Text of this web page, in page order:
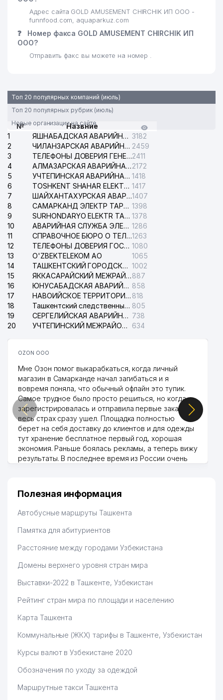
Адрес сайта GOLD AMUSEMENT CHIRCHIK ИП ООО -
funnfood.com, aquaparkuz.com
❓
Номер факса GOLD AMUSEMENT CHIRCHIK ИП
ООО?
Отправить факс вы можете на номер .
Топ 20 популярных компаний (июль)
Топ 20 популярных рубрик (июль)
Новые организации на сайте
№
Назвние
1
ЯШНАБАДСКАЯ АВАРИЙНАЯ СЛУЖБА ЭЛЕКТРОСЕТИ 3182
2
ЧИЛАНЗАРСКАЯ АВАРИЙНАЯ СЛУЖБА ЭЛЕКТРОСЕТИ 2459
3
ТЕЛЕФОНЫ ДОВЕРИЯ ГЕНЕРАЛЬНОЙ ПРОКУРАТУРЫ РЕСПУБЛИКИ УЗБЕКИСТАН2411
4
АЛМАЗАРСКАЯ АВАРИЙНАЯ СЛУЖБА ЭЛЕКТРОСЕТИ2172
5
УЧТЕПИНСКАЯ АВАРИЙНАЯ СЛУЖБА ЭЛЕКТРОСЕТИ 1418
6
TOSHKENT SHAHAR ELEKTR TARMOQLARI KORXONASI АО 1417
7
ШАЙХАНТАХУРСКАЯ АВАРИЙНАЯ СЛУЖБА ЭЛЕКТРОСЕТИ1407
8
САМАРКАНД ЭЛЕКТР ТАРМОКЛАРИ АО 1398
9
SURHONDARYO ELEKTR TARMOKLARI АО 1378
10
АВАРИЙНАЯ СЛУЖБА ЭЛЕКТРОСЕТИ ТАШКЕНТСКОГО РАЙОНА 1286
11
СПРАВОЧНОЕ БЮРО О ТЕЛЕФОНАХ ОРГАНИЗАЦИЙ г. ТАШКЕНТА1263
12
ТЕЛЕФОНЫ ДОВЕРИЯ ГОСУДАРСТВЕННОГО ЦЕНТРА ТЕСТИРОВАНИЯ 1080
13
O'ZBEKTELEKOM АО
1065
14
ТАШКЕНТСКИЙ ГОРОДСКОЙ СУД ПО ГРАЖДАНСКИМ ДЕЛАМ 1002
15
ЯККАСАРАЙСКИЙ МЕЖРАЙОННЫЙ СУД ПО ГРАЖДАНСКИМ ДЕЛАМ887
16
ЮНУСАБАДСКАЯ АВАРИЙНАЯ СЛУЖБА ЭЛЕКТРОСЕТИ 858
17
НАВОИЙСКОЕ ТЕРРИТОРИАЛЬНОЕ ПРЕДПРИЯТИЕ ЭЛЕКТРОСЕТИ АО 818
18
Ташкентский следственный изолятор 805
19
СЕРГЕЛИЙСКАЯ АВАРИЙНАЯ СЛУЖБА ЭЛЕКТРОСЕТИ 738
20
УЧТЕПИНСКИЙ МЕЖРАЙОННЫЙ СУД ПО ГРАЖДАНСКИМ ДЕЛАМ 634
OZON ООО
Мне Озон помог выкарабкаться, когда личный
магазин в Самарканде начал загибаться и я
вовремя поняла, что обычный офлайн это тупик.
Самое трудное было просто решиться, но когда
зарегистрировалась и отправила первые заказы,
весь страх сразу ушел. Площадка полностью
берет на себя доставку до клиентов и для одежды
тут хранение бесплатное первый год, хорошая
экономия. Раньше боялась рекламы, а теперь вижу
результаты. В последнее время из России очень
Hamida 03.08.2026 12:45:39
Полезная информация
Автобусные маршруты Ташкента
Памятка для абитуриентов
Расстояние между городами Узбекистана
Домены верхнего уровня стран мира
Выставки-2022 в Ташкенте, Узбекистан
Рейтинг стран мира по площади и населению
Карта Ташкента
Коммунальные (ЖКХ) тарифы в Ташкенте, Узбекистан
Курсы валют в Узбекистане 2020
Обозначения по уходу за одеждой
Маршрутные такси Ташкента